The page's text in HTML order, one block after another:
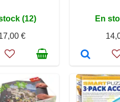
(12)
€
En